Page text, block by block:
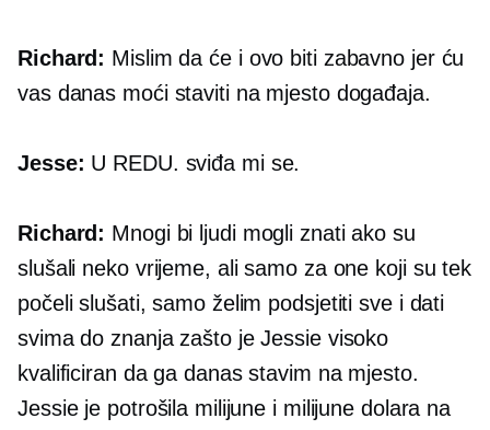
Richard: Mislim da će i ovo biti zabavno jer ću
vas danas moći staviti na mjesto događaja.
Jesse: U REDU. sviđa mi se.
Richard: Mnogi bi ljudi mogli znati ako su
slušali neko vrijeme, ali samo za one koji su tek
počeli slušati, samo želim podsjetiti sve i dati
svima do znanja zašto je Jessie visoko
kvalificiran da ga danas stavim na mjesto.
Jessie je potrošila milijune i milijune dolara na